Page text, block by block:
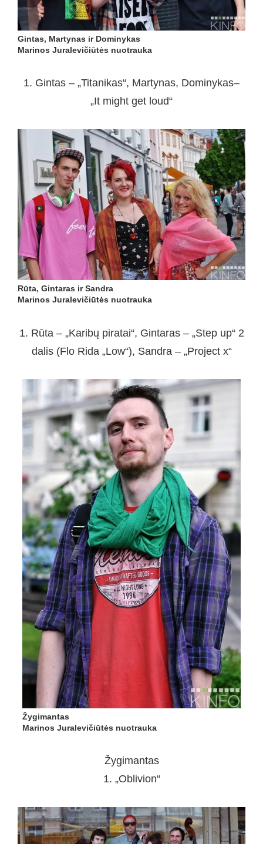
Gintas, Martynas ir Dominykas
Marinos Juralevičiūtės nuotrauka
1. Gintas – „Titanikas“, Martynas, Dominykas–
„It might get loud“
Rūta, Gintaras ir Sandra
Marinos Juralevičiūtės nuotrauka
1. Rūta – „Karibų piratai“, Gintaras – „Step up“ 2
dalis (Flo Rida „Low“), Sandra – „Project x“
Žygimantas
Marinos Juralevičiūtės nuotrauka
Žygimantas
1. „Oblivion“